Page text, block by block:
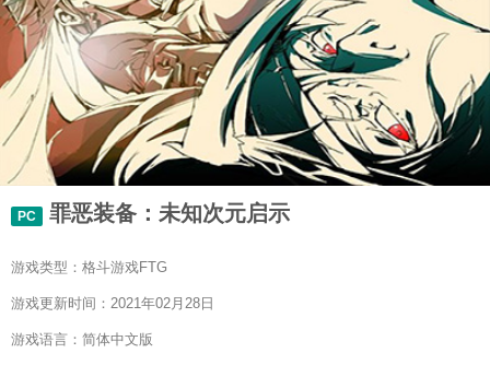
PC 罪恶装备：未知次元启示
游戏类型：格斗游戏FTG
游戏更新时间：2021年02月28日
游戏语言：简体中文版